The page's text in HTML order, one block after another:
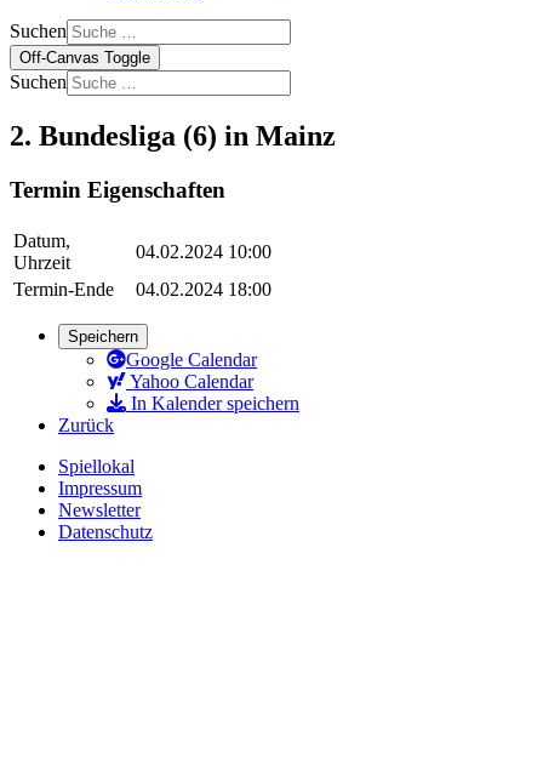
Suchen
Off-Canvas Toggle
Suchen
2. Bundesliga (6) in Mainz
Termin Eigenschaften
Datum,
Uhrzeit
04.02.2024 10:00
Termin-Ende
04.02.2024 18:00
Speichern
Google Calendar
Yahoo Calendar
In Kalender speichern
Zurück
Spiellokal
Impressum
Newsletter
Datenschutz